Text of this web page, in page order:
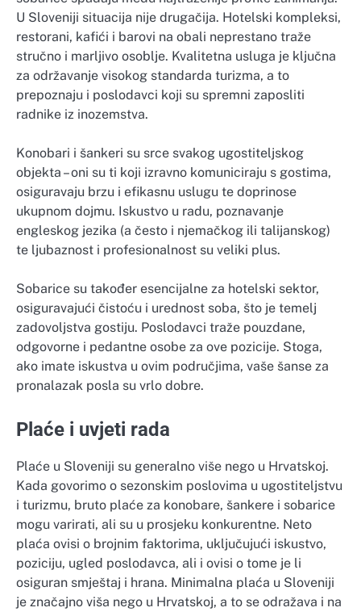
U Sloveniji situacija nije drugačija. Hotelski kompleksi,
restorani, kafići i barovi na obali neprestano traže
stručno i marljivo osoblje. Kvalitetna usluga je ključna
za održavanje visokog standarda turizma, a to
prepoznaju i poslodavci koji su spremni zaposliti
radnike iz inozemstva.
Konobari i šankeri su srce svakog ugostiteljskog
objekta – oni su ti koji izravno komuniciraju s gostima,
osiguravaju brzu i efikasnu uslugu te doprinose
ukupnom dojmu. Iskustvo u radu, poznavanje
engleskog jezika (a često i njemačkog ili talijanskog)
te ljubaznost i profesionalnost su veliki plus.
Sobarice su također esencijalne za hotelski sektor,
osiguravajući čistoću i urednost soba, što je temelj
zadovoljstva gostiju. Poslodavci traže pouzdane,
odgovorne i pedantne osobe za ove pozicije. Stoga,
ako imate iskustva u ovim područjima, vaše šanse za
pronalazak posla su vrlo dobre.
Plaće i uvjeti rada
Plaće u Sloveniji su generalno više nego u Hrvatskoj.
Kada govorimo o sezonskim poslovima u ugostiteljstvu
i turizmu, bruto plaće za konobare, šankere i sobarice
mogu varirati, ali su u prosjeku konkurentne. Neto
plaća ovisi o brojnim faktorima, uključujući iskustvo,
poziciju, ugled poslodavca, ali i ovisi o tome je li
osiguran smještaj i hrana. Minimalna plaća u Sloveniji
je značajno viša nego u Hrvatskoj, a to se odražava i na